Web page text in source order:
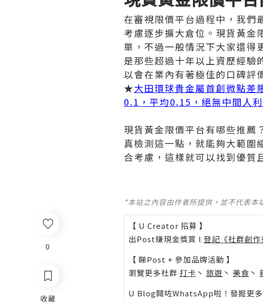
0
收藏
在審視限價平台過程中，我
考慮逐步擴大倉位。現貨黃金
單，不過一般情況下大家還得
是那些超過十年以上資歷經驗
以會在業內有著極佳的口碑評
★大田環球貴金屬首創微點差
0.1，平均0.15，絕無中間人
現貨黃金限價平台有哪些推薦
真檢測這一點，就能夠大範圍
合考慮，這樣就可以找到優質
*本站之內容由作者所提供，並不代表
【 U Creator 招募 】
出Post賺現金獎賞 l 登記《社群創作
【 睇Post + 參加品牌活動 】
瀏覽更多社群 打卡 丶 旅遊 丶 美食 丶
U Blog開咗WhatsApp啦！發掘更多